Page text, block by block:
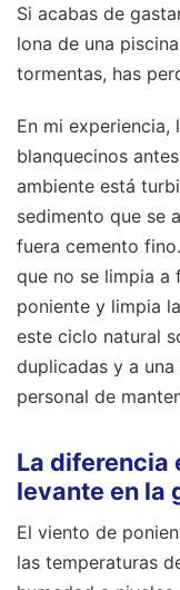
Si acabas de
lona de una
tormentas, has
En mi
blanquecinos
ambiente está
sedimento que se
fuera cemento
que no se limpia a
poniente y limpia
este ciclo natural
duplicadas y a
personal de
La diferencia
levante en la
El viento de
las temperaturas